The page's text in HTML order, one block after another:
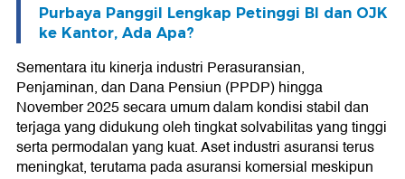
Purbaya Panggil Lengkap Petinggi BI dan OJK
ke Kantor, Ada Apa?
Sementara itu kinerja industri Perasuransian,
Penjaminan, dan Dana Pensiun (PPDP) hingga
November 2025 secara umum dalam kondisi stabil dan
terjaga yang didukung oleh tingkat solvabilitas yang tinggi
serta permodalan yang kuat. Aset industri asuransi terus
meningkat, terutama pada asuransi komersial meskipun